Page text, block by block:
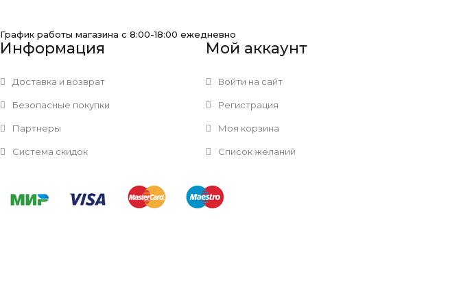
График работы магазина с 8:00-18:00 ежедневно
Информация
Доставка и возврат
Безопасные покупки
Партнеры
Система скидок
Мой аккаунт
Войти на сайт
Регистрация
Моя корзина
Список желаний